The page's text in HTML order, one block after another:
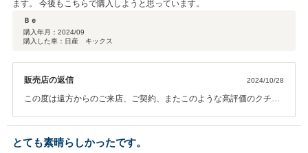
ます。 今後もこちらで購入しようと思っています。
Ｂｅ
購入年月： 2024/09
購入した車：日産 キックス
販売店の返信 2024/10/28
この度は遠方からのご来店、ご契約、またこのような高評価のクチコ
めになる際もぜひお手伝いさせて頂ければ幸いです。今後ともよろし
くお願い致します。
とても素晴らしかったです。